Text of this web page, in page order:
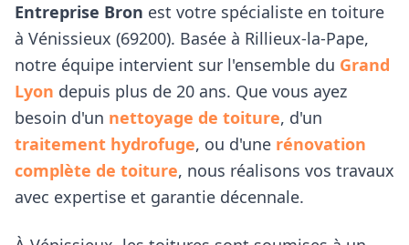
Entreprise Bron est votre spécialiste en toiture
à Vénissieux (69200). Basée à Rillieux-la-Pape,
notre équipe intervient sur l'ensemble du Grand
Lyon depuis plus de 20 ans. Que vous ayez
besoin d'un nettoyage de toiture, d'un
traitement hydrofuge, ou d'une rénovation
complète de toiture, nous réalisons vos travaux
avec expertise et garantie décennale.